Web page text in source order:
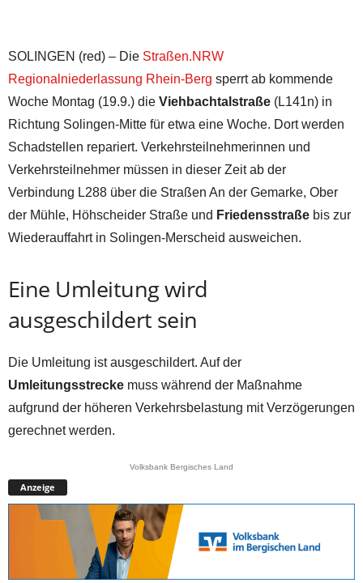
SOLINGEN (red) – Die Straßen.NRW
Regionalniederlassung Rhein-Berg sperrt ab kommende
Woche Montag (19.9.) die Viehbachtalstraße (L141n) in
Richtung Solingen-Mitte für etwa eine Woche. Dort werden
Schadstellen repariert. Verkehrsteilnehmerinnen und
Verkehrsteilnehmer müssen in dieser Zeit ab der
Verbindung L288 über die Straßen An der Gemarke, Ober
der Mühle, Höhscheider Straße und Friedensstraße bis zur
Wiederauffahrt in Solingen-Merscheid ausweichen.
Eine Umleitung wird
ausgeschildert sein
Die Umleitung ist ausgeschildert. Auf der
Umleitungsstrecke muss während der Maßnahme
aufgrund der höheren Verkehrsbelastung mit Verzögerungen
gerechnet werden.
Volksbank Bergisches Land
Anzeige